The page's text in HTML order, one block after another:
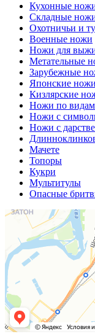
Кухонные
Складные
Охотничьи и
Военные ножи
Ножи для
Метательные
Зарубежные
Японские ножи
Кизлярские
Ножи по видам
Ножи с
Ножи с
Мачете
Топоры
Кукри
Мультитулы
Опасные